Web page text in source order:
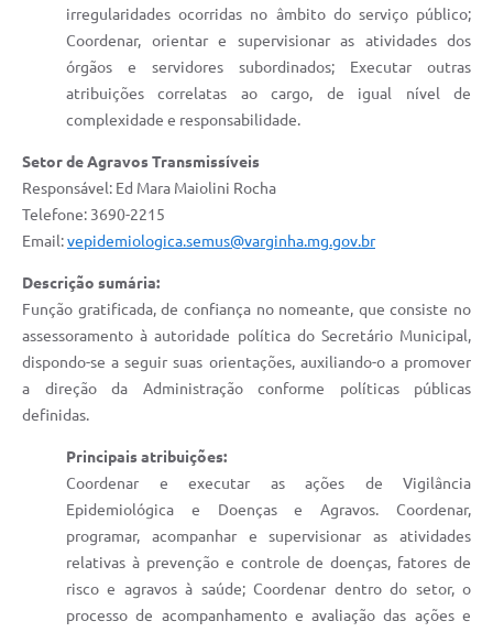
irregularidades ocorridas no âmbito do serviço público;
Coordenar, orientar e supervisionar as atividades dos
órgãos e servidores subordinados; Executar outras
atribuições correlatas ao cargo, de igual nível de
complexidade e responsabilidade.
Setor de Agravos Transmissíveis
Responsável: Ed Mara Maiolini Rocha
Telefone: 3690-2215
Email:vepidemiologica.semus@varginha.mg.gov.br
Descrição sumária:
Função gratificada, de confiança no nomeante, que consiste no
assessoramento à autoridade política do Secretário Municipal,
dispondo-se a seguir suas orientações, auxiliando-o a promover
a direção da Administração conforme políticas públicas
definidas.
Principais atribuições:
Coordenar e executar as ações de Vigilância
Epidemiológica e Doenças e Agravos. Coordenar,
programar, acompanhar e supervisionar as atividades
relativas à prevenção e controle de doenças, fatores de
risco e agravos à saúde; Coordenar dentro do setor, o
processo de acompanhamento e avaliação das ações e